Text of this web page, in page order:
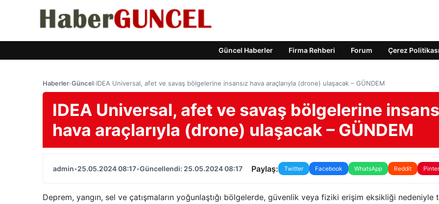
Güncel Haberler Firma Rehberi Forum Çerez Politikası
Haberler›Güncel›IDEA Universal, afet ve savaş bölgelerine insansız hava araçlarıyla (drone) ulaşacak – GÜNDEM
IDEA Universal, afet ve savaş bölgelerine
hava araçlarıyla (drone) ulaşacak – GÜNDEM
admin•25.05.2024 08:17•Güncellendi: 25.05.2024 08:17 Paylaş: Twitter Facebook WhatsApp Reddit
Deprem, yangın, sel ve çatışmaların yoğunlaştığı bölgelerde, güvenlik veya fiziki erişim eksikliği nedeniyle